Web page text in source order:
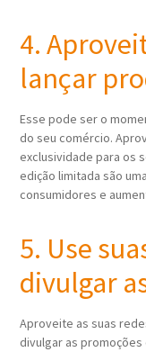
4.
lançar
Esse pode ser o
do seu comércio.
exclusividade para os
edição limitada são
consumidores e
5. Use
divulgar
Aproveite as suas
divulgar as